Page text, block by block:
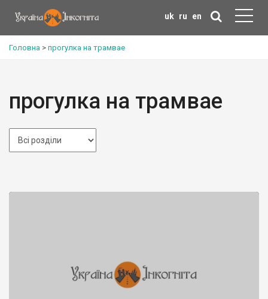
uk ru en
Головна > прогулка на трамвае
прогулка на трамвае